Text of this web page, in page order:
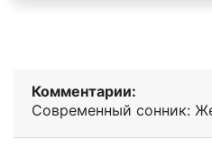
Комментарии:
Современный сонник: